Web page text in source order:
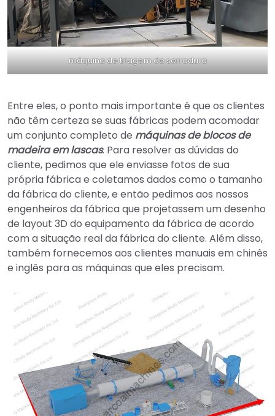
máquina de triagem de serradura
Entre eles, o ponto mais importante é que os clientes
não têm certeza se suas fábricas podem acomodar
um conjunto completo de máquinas de blocos de
madeira em lascas. Para resolver as dúvidas do
cliente, pedimos que ele enviasse fotos de sua
própria fábrica e coletamos dados como o tamanho
da fábrica do cliente, e então pedimos aos nossos
engenheiros da fábrica que projetassem um desenho
de layout 3D do equipamento da fábrica de acordo
com a situação real da fábrica do cliente. Além disso,
também fornecemos aos clientes manuais em chinês
e inglês para as máquinas que eles precisam.